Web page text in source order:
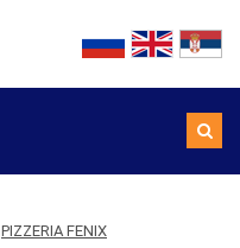
PIZZERIA FENIX